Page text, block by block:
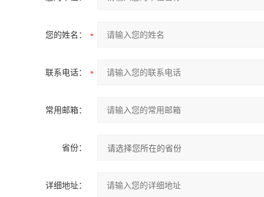
您的姓名：
联系电话：
常用邮箱：
省份：
详细地址：